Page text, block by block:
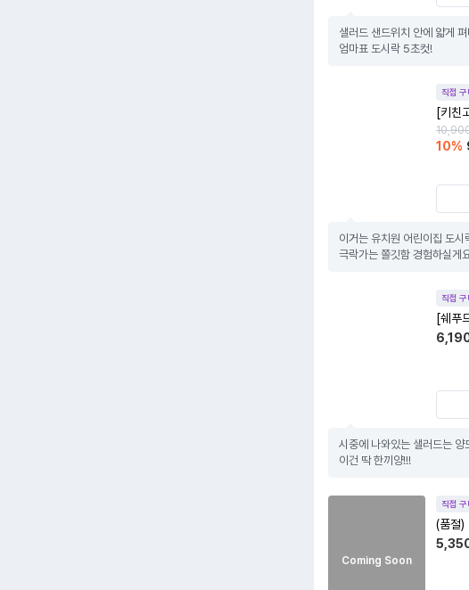
샐러드 샌드위치 안에 얇게
엄마표 도시락 5초컷!
직접
[키친
10%
이거는 유치원 어린이집 도
극락가는 쫄깃함 경험하실게
직접
[쉐푸
시중에 나와있는 샐러드는 양
이건 딱 한끼양!!!
Coming Soon
직접
(품절)